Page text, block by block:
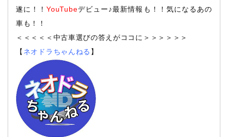
遂に！！YouTubeデビュー♪最新情報も！！気になるあの
車も！！
＜＜＜＜＜中古車選びの答えがココに＞＞＞＞＞＞
【 ネオドラちゃんねる 】